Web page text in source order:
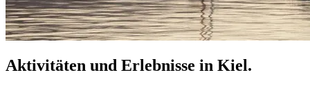
Aktivitäten und Erlebnisse in Kiel.